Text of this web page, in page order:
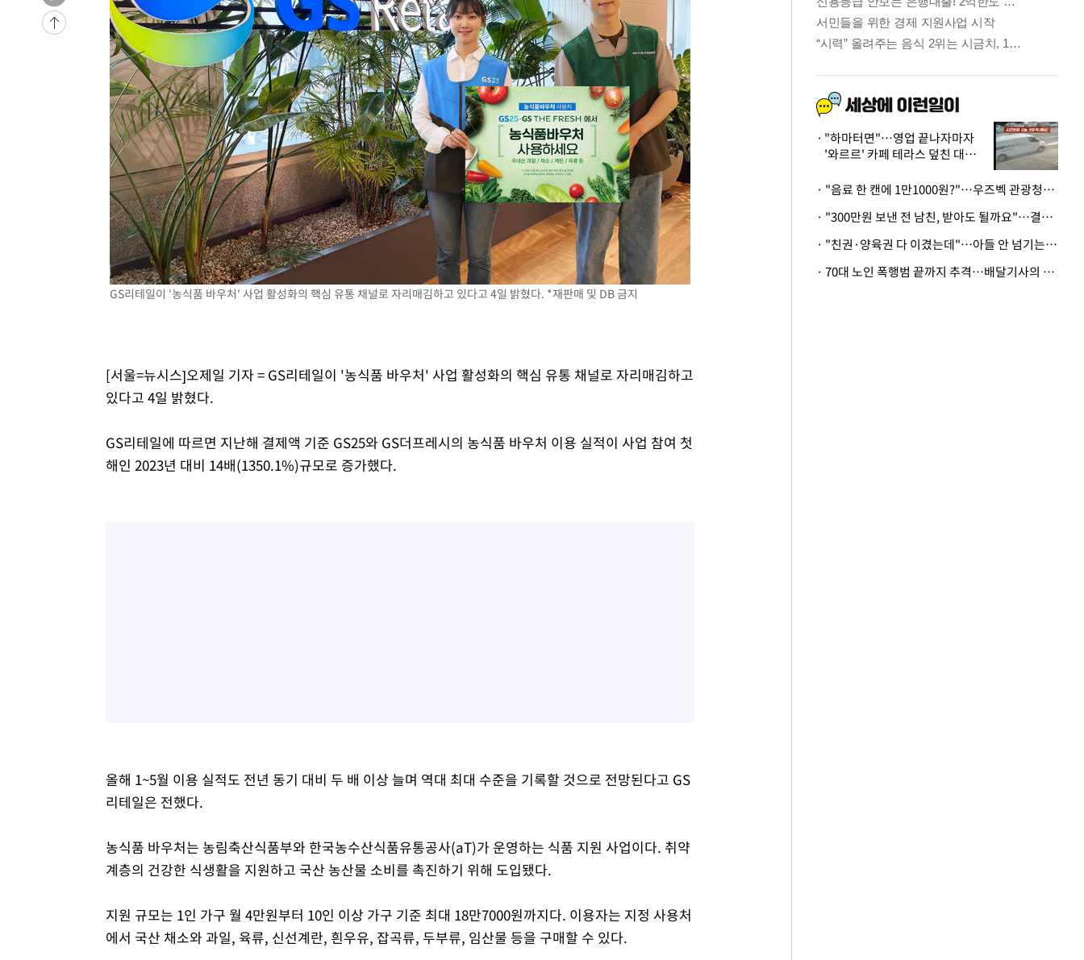
GS리테일이 '농식품 바우처' 사업 활성화의 핵심 유통 채널로 자리매김하고 있다고 4일 밝혔다. *재판매 및 DB 금지
[서울=뉴시스]오제일 기자 = GS리테일이 '농식품 바우처' 사업 활성화의 핵심 유통 채널로 자리매김하고
있다고 4일 밝혔다.
GS리테일에 따르면 지난해 결제액 기준 GS25와 GS더프레시의 농식품 바우처 이용 실적이 사업 참여 첫
해인 2023년 대비 14배(1350.1%)규모로 증가했다.
올해 1~5월 이용 실적도 전년 동기 대비 두 배 이상 늘며 역대 최대 수준을 기록할 것으로 전망된다고 GS
리테일은 전했다.
농식품 바우처는 농림축산식품부와 한국농수산식품유통공사(aT)가 운영하는 식품 지원 사업이다. 취약
계층의 건강한 식생활을 지원하고 국산 농산물 소비를 촉진하기 위해 도입됐다.
지원 규모는 1인 가구 월 4만원부터 10인 이상 가구 기준 최대 18만7000원까지다. 이용자는 지정 사용처
에서 국산 채소와 과일, 육류, 신선계란, 흰우유, 잡곡류, 두부류, 임산물 등을 구매할 수 있다.
"하마터면"…영업 끝나자마자
'와르르' 카페 테라스 덮친 대리
· "음료 한 캔에 1만1000원?"…우즈벡 관광청까지 나섰다, 유튜버 폭로 후폭풍
· "300만원 보낸 전 남친, 받아도 될까요"…결혼 앞둔 예비신부의 뜻밖 고충
· "친권·양육권 다 이겼는데"…아들 안 넘기는 아내에 '강제집행' 가능할까
· 70대 노인 폭행범 끝까지 추격…배달기사의 용기, 추가 피해 막았다